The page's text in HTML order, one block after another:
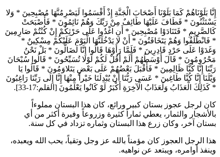
إِنَّا بَلَوْنَاهُمْ كَمَا بَلَوْنَا أَصْحَابَ الْجَنَّةِ إِذْ أَقْسَمُوا لَيَصْرِمُنَّهَا مُصْبِحِينَ * وَلا
يَسْتَثْنُونَ * فَطَافَ عَلَيْهَا طَائِفٌ مِنْ رَبِّكَ وَهُمْ نَائِمُونَ * فَأَصْبَحَتْ
كَالصَّرِيمِ * فَتَنَادَوْا مُصْبِحِينَ * أَنِ اغْدُوا عَلَى حَرْثِكُمْ إِنْ كُنْتُمْ صَارِمِينَ
* فَانْطَلَقُوا وَهُمْ يَتَخَافَتُونَ * أَنْ لا يَدْخُلَنَّهَا الْيَوْمَ عَلَيْكُمْ مِسْكِينٌ *
وَغَدَوْا عَلَى حَرْدٍ قَادِرِينَ * فَلَمَّا رَأَوْهَا قَالُوا إِنَّا لَضَالُّونَ *بَلْ نَحْنُ
مَحْرُومُونَ * قَالَ أَوْسَطُهُمْ أَلَمْ أَقُلْ لَكُمْ لَوْلا تُسَبِّحُونَ * قَالُوا سُبْحَانَ
رَبِّنَا إِنَّا كُنَّا ظَالِمِينَ * فَأَقْبَلَ بَعْضُهُمْ عَلَى بَعْضٍ يَتَلاوَمُونَ * قَالُوا يَا
وَيْلَنَا إِنَّا كُنَّا طَاغِينَ * عَسَى رَبُّنَا أَنْ يُبْدِلَنَا خَيْراً مِنْهَا إِنَّا إِلَى رَبِّنَا رَاغِبُونَ
* كَذَلِكَ الْعَذَابُ وَلَعَذَابُ الْآخِرَةِ أَكْبَرُ لَوْ كَانُوا يَعْلَمُونَ [القلم:17-33].
كان لرجل عجوز بستان كبير ورائع، كان هذا البستان مملوءاً
بالأشجار والثمار، يعطي ثماراً كثيرة وزروعاً وفيرة أكثر من أي
بستان آخر، وكان زرع هذا البستان وثماره تزداد في كل سنة.
هذا الرجل العجوز كان مؤمناً بالله عز وجل وتقياً، يحب الله ويعبده،
وينفذ أوامره، ويبتعد عن نواهيه.